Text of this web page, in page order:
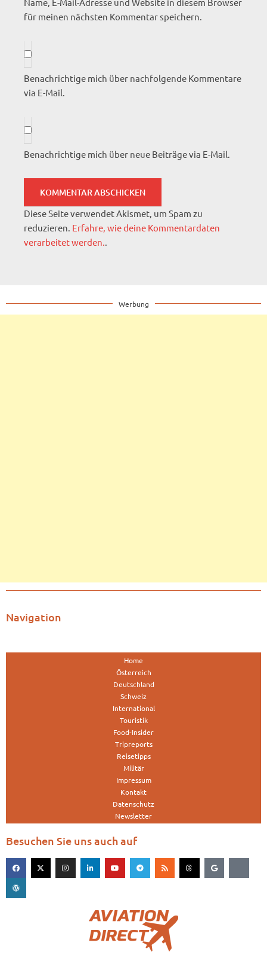
für meinen nächsten Kommentar speichern.
Benachrichtige mich über nachfolgende Kommentare
via E-Mail.
Benachrichtige mich über neue Beiträge via E-Mail.
Diese Seite verwendet Akismet, um Spam zu
reduzieren. Erfahre, wie deine Kommentardaten
verarbeitet werden..
Werbung
Navigation
Home
Österreich
Deutschland
Schweiz
International
Touristik
Food-Insider
Tripreports
Reisetipps
Militär
Impressum
Kontakt
Datenschutz
Newsletter
Besuchen Sie uns auch auf